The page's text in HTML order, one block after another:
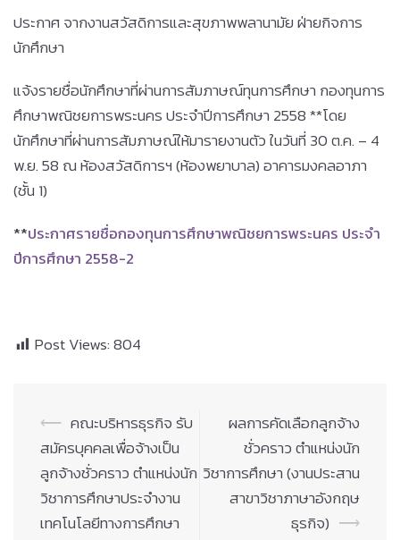
ประกาศ จากงานสวัสดิการและสุขภาพพลานามัย ฝ่ายกิจการ
นักศึกษา
แจ้งรายชื่อนักศึกษาที่ผ่านการสัมภาษณ์ทุนการศึกษา กองทุนการ
ศึกษาพณิชยการพระนคร ประจำปีการศึกษา 2558 **โดย
นักศึกษาที่ผ่านการสัมภาษณ์ให้มารายงานตัว ในวันที่ 30 ต.ค. – 4
พ.ย. 58 ณ ห้องสวัสดิการฯ (ห้องพยาบาล) อาคารมงคลอาภา
(ชั้น 1)
**ประกาศรายชื่อกองทุนการศึกษาพณิชยการพระนคร ประจำ
ปีการศึกษา 2558-2
Post Views:804
Post
navigation
⟵ คณะบริหารธุรกิจ รับ
สมัครบุคคลเพื่อจ้างเป็น
ลูกจ้างชั่วคราว ตำแหน่งนัก
วิชาการศึกษาประจำงาน
เทคโนโลยีทางการศึกษา
ผลการคัดเลือกลูกจ้าง
ชั่วคราว ตำแหน่งนัก
วิชาการศึกษา (งานประสาน
สาขาวิชาภาษาอังกฤษ
ธุรกิจ) ⟶